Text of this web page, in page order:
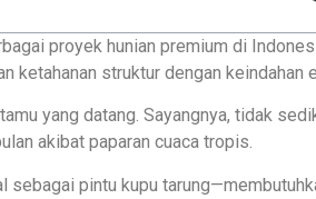
proyek hunian premium di
ketahanan struktur dengan
yang datang. Sayangnya, tidak
akibat paparan cuaca tropis.
pintu kupu